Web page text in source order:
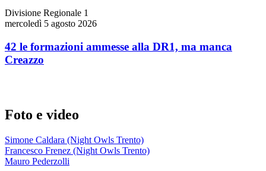
Divisione Regionale 1
mercoledì 5 agosto 2026
42 le formazioni ammesse alla DR1, ma manca
Creazzo
Foto e video
Simone Caldara (Night Owls Trento)
Francesco Frenez (Night Owls Trento)
Mauro Pederzolli